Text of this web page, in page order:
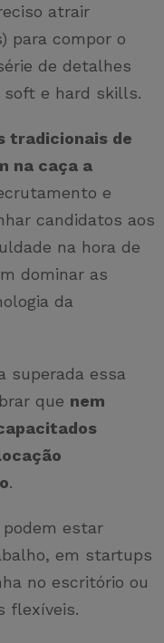
atrair
para compor o
de detalhes
soft e hard skills.
tradicionais de
na caça a
e
candidatos aos
na hora de
dominar as
da
superada essa
que nem
.
podem estar
em startups
no escritório ou
flexíveis.